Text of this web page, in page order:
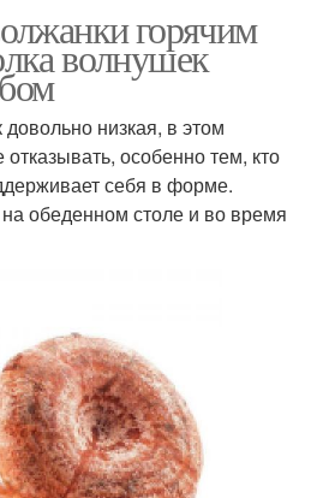
горячим
волнушек
низкая, в этом
особенно тем, кто
себя в форме.
обеденном столе и во время